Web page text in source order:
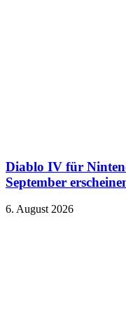
Diablo IV für
September
6. August 2026